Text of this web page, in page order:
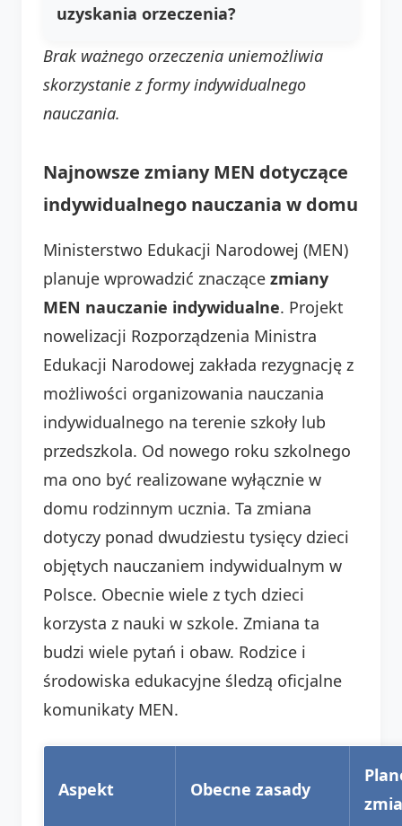
uzyskania orzeczenia?
Brak ważnego orzeczenia uniemożliwia
skorzystanie z formy indywidualnego
nauczania.
Najnowsze zmiany MEN dotyczące
indywidualnego nauczania w domu
Ministerstwo Edukacji Narodowej (MEN)
planuje wprowadzić znaczące zmiany
MEN nauczanie indywidualne. Projekt
nowelizacji Rozporządzenia Ministra
Edukacji Narodowej zakłada rezygnację z
możliwości organizowania nauczania
indywidualnego na terenie szkoły lub
przedszkola. Od nowego roku szkolnego
ma ono być realizowane wyłącznie w
domu rodzinnym ucznia. Ta zmiana
dotyczy ponad dwudziestu tysięcy dzieci
objętych nauczaniem indywidualnym w
Polsce. Obecnie wiele z tych dzieci
korzysta z nauki w szkole. Zmiana ta
budzi wiele pytań i obaw. Rodzice i
środowiska edukacyjne śledzą oficjalne
komunikaty MEN.
Aspekt Obecne zasady